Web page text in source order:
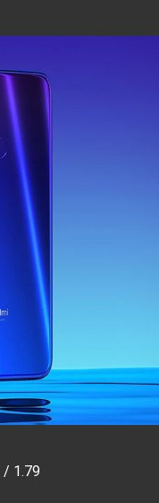
/ 1.79